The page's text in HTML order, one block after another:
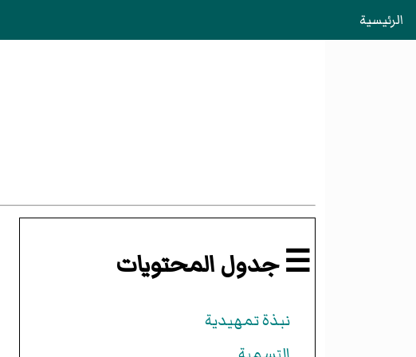
الرئيسية
☰ جدول المحتويات
نبذة تمهيدية